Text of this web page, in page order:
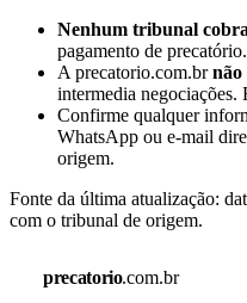
Nenhum tribunal
pagamento de
A precatorio.com.brnão
intermedia negociações.
Confirme qualquer
WhatsApp ou e-mail
origem.
Fonte da última atualização:
com o tribunal de origem.
precatorio.com.br